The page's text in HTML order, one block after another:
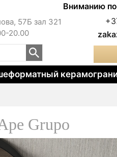
Вниманию
57Б зал 321
20.00
Grupo